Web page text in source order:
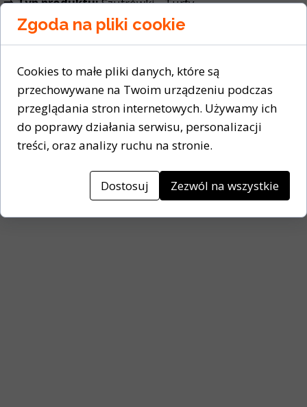
➡️ Typ produktu:Niskie
➡️ Rodzaj zapięcia:Sznurowane
➡️ Cholewka:
Materiał tekstylny
➡️ Wyściółka wewnętrzna: Materiał tekstylny
Zgoda na pliki cookie
Cookies to małe pliki danych, które są
przechowywane na Twoim urządzeniu podczas
przeglądania stron internetowych. Używamy ich
do poprawy działania serwisu, personalizacji
treści, oraz analizy ruchu na stronie.
Dostosuj Zezwól na wszystkie